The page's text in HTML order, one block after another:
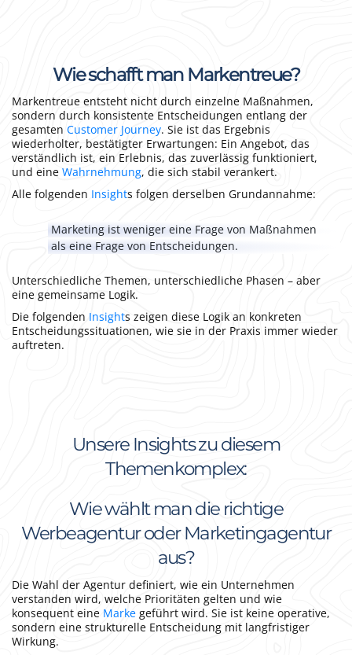
Wie schafft man Markentreue?
Markentreue entsteht nicht durch einzelne Maßnahmen,
sondern durch konsistente Entscheidungen entlang der
gesamten Customer Journey. Sie ist das Ergebnis
wiederholter, bestätigter Erwartungen: Ein Angebot, das
verständlich ist, ein Erlebnis, das zuverlässig funktioniert,
und eine Wahrnehmung, die sich stabil verankert.
Alle folgenden Insights folgen derselben Grundannahme:
Marketing ist weniger eine Frage von Maßnahmen
als eine Frage von Entscheidungen.
Unterschiedliche Themen, unterschiedliche Phasen – aber
eine gemeinsame Logik.
Die folgenden Insights zeigen diese Logik an konkreten
Entscheidungssituationen, wie sie in der Praxis immer wieder
auftreten.
Unsere Insights zu diesem
Themenkomplex:
Wie wählt man die richtige
Werbeagentur oder Marketingagentur
aus?
Die Wahl der Agentur definiert, wie ein Unternehmen
verstanden wird, welche Prioritäten gelten und wie
konsequent eine Marke geführt wird. Sie ist keine operative,
sondern eine strukturelle Entscheidung mit langfristiger
Wirkung.